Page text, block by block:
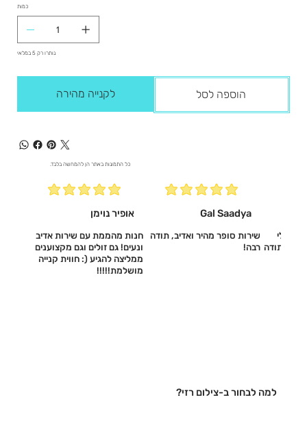
כמות
נותרו רק 5 במלאי
הוספה לסל לקנייה מהירה
כל התמונות באתר הן להמחשה בלבד.
אופיר נוימן
חנות מהממת עם שירות אדיב
ונעים! גם זולים וגם מקצוענים
ממליצה להגיע (: חווית קנייה
מושלמת!!!!!‎
Gal Saadya
שירות סופר מהיר ואדיב, תודה
רבה!
לי
תודה
למה לבחור ב-צילום רזי?